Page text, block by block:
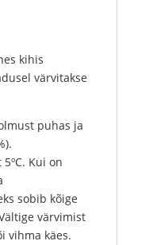
kihis
värvitakse
puhas ja
Kui on
sobib kõige
värvimist
vihma käes.